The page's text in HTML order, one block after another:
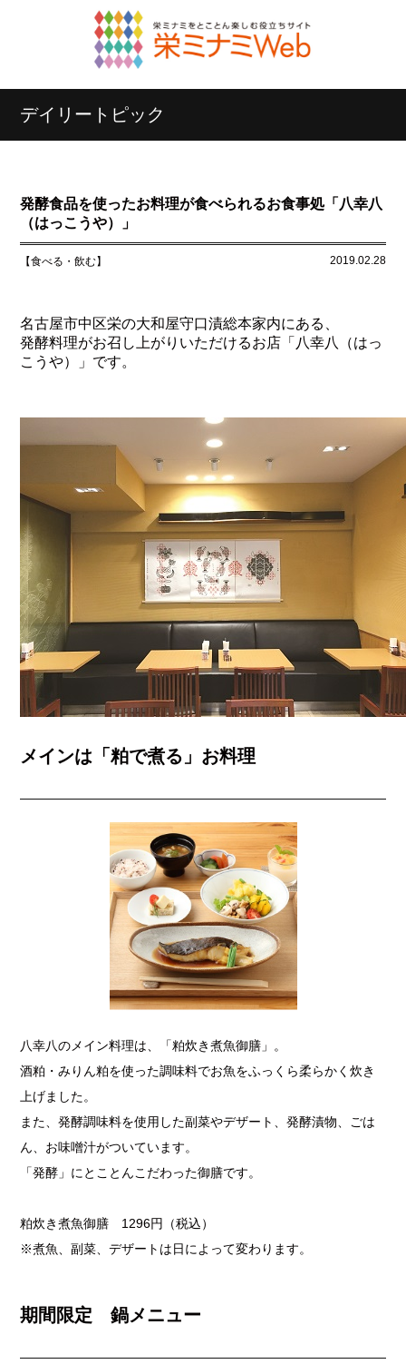
デイリートピック
発酵食品を使ったお料理が食べられるお食事処「八幸八
（はっこうや）」
【食べる・飲む】 2019.02.28
名古屋市中区栄の大和屋守口漬総本家内にある、
発酵料理がお召し上がりいただけるお店「八幸八（はっ
こうや）」です。
メインは「粕で煮る」お料理
八幸八のメイン料理は、「粕炊き煮魚御膳」。
酒粕・みりん粕を使った調味料でお魚をふっくら柔らかく炊き
上げました。
また、発酵調味料を使用した副菜やデザート、発酵漬物、ごは
ん、お味噌汁がついています。
「発酵」にとことんこだわった御膳です。
粕炊き煮魚御膳 1296円（税込）
※煮魚、副菜、デザートは日によって変わります。
期間限定 鍋メニュー